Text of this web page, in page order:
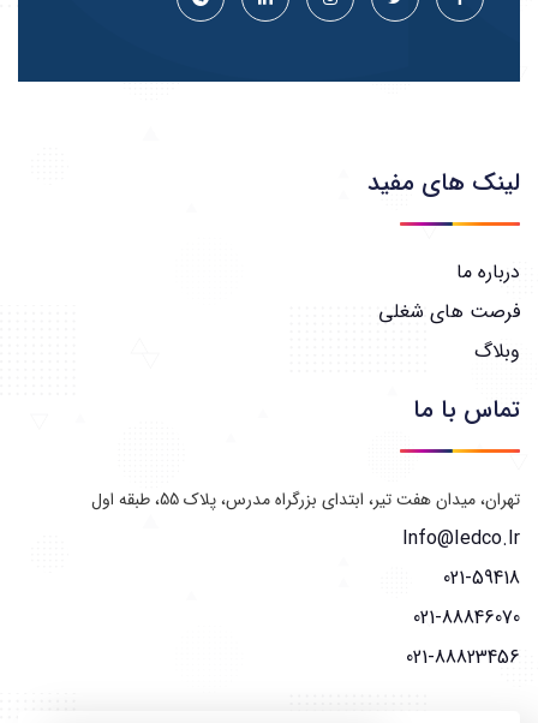
لینک های مفید
درباره ما
فرصت های شغلی
وبلاگ
تماس با ما
تهران، میدان هفت تیر، ابتدای بزرگراه مدرس، پلاک 55، طبقه اول
Info@iedco.ir
021-59418
021-88846070
021-88823456